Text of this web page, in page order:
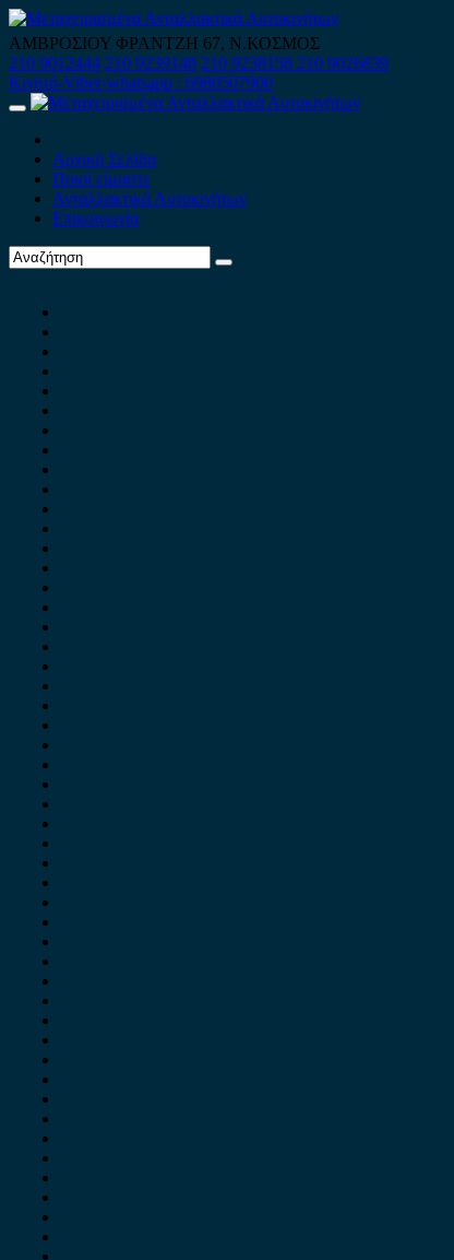
Skip
to
content
ΑΜΒΡΟΣΙΟΥ ΦΡΑΝΤΖΗ 67, Ν.ΚΟΣΜΟΣ
210 9012444 210 9239148 210 9238158 210 9026839
Κινητό-Viber-whatsapp : 6980507900
Primary
Αρχική Σελίδα
Ποιοί είμαστε
Ανταλλακτικά Αυτοκινήτων
Επικοινωνία